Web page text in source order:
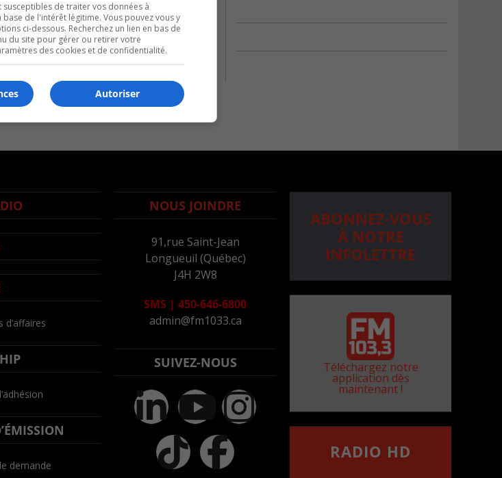
d’affaires
demande
NOUS JOINDRE
91,rue Saint-Jean
Longueuil (Québec)
J4H 2W8
SMS | 450-646-6800
admin@fm1033.ca
SUIVEZ-NOUS
ABONNEZ-VOUS
À NOTRE
INFOLETTRE
Téléchargez notre
application dès
maintenant !
RADIO HD
de traiter vos données à
de l'intérêt légitime. Vous pouvez vous y
ci-dessous. Recherchez un lien en bas de
du site pour gérer ou retirer votre
des cookies et de confidentialité.
Autoriser